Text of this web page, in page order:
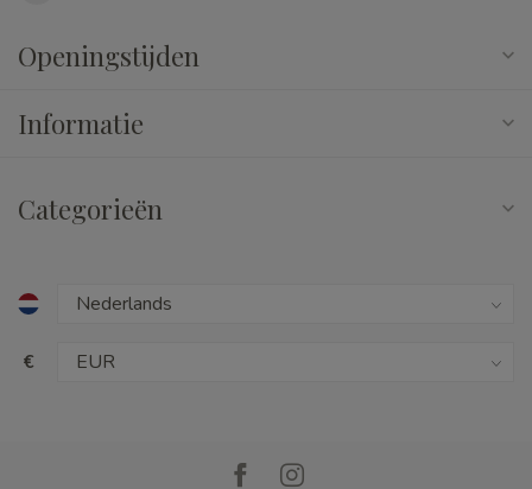
Openingstijden
Informatie
Categorieën
€